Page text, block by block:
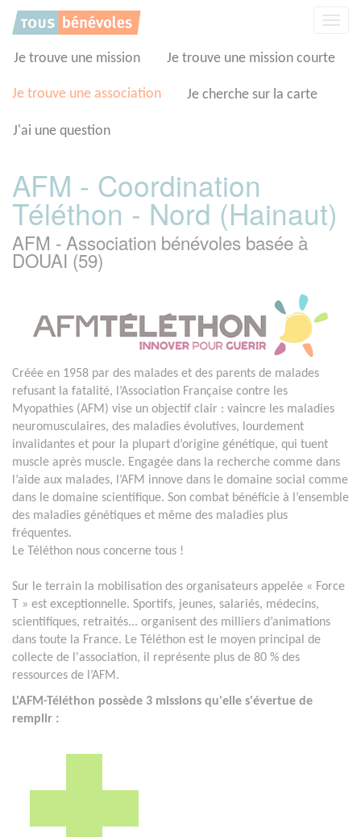
Je trouve une mission Je trouve une mission courte
Je trouve une association Je cherche sur la carte
J'ai une question
AFM - Coordination
Téléthon - Nord (Hainaut)
AFM - Association bénévoles basée à
DOUAI (59)
Créée en 1958 par des malades et des parents de malades
refusant la fatalité, l’Association Française contre les
Myopathies (AFM) vise un objectif clair : vaincre les maladies
neuromusculaires, des maladies évolutives, lourdement
invalidantes et pour la plupart d’origine génétique, qui tuent
muscle après muscle. Engagée dans la recherche comme dans
l’aide aux malades, l’AFM innove dans le domaine social comme
dans le domaine scientifique. Son combat bénéficie à l’ensemble
des maladies génétiques et même des maladies plus
fréquentes.
Le Téléthon nous concerne tous !
Sur le terrain la mobilisation des organisateurs appelée « Force
T » est exceptionnelle. Sportifs, jeunes, salariés, médecins,
scientifiques, retraités... organisent des milliers d’animations
dans toute la France. Le Téléthon est le moyen principal de
collecte de l'association, il représente plus de 80 % des
ressources de l’AFM.
L'AFM-Téléthon possède 3 missions qu'elle s'évertue de
remplir :
Panneau de gestion des cookies